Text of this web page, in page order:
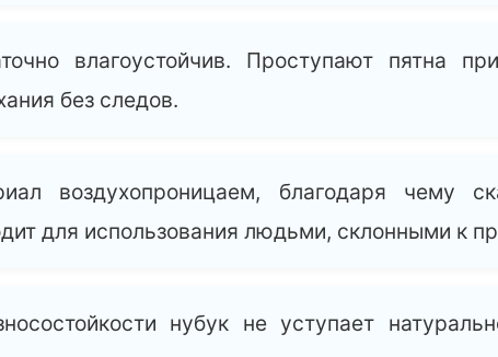
влагоустойчив. Проступают пятна
без следов.
воздухопроницаем, благодаря чему
для использования людьми, склонными к
нубук не уступает